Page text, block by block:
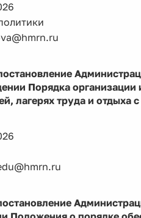
Порядка организации
лагерях труда и отдыха